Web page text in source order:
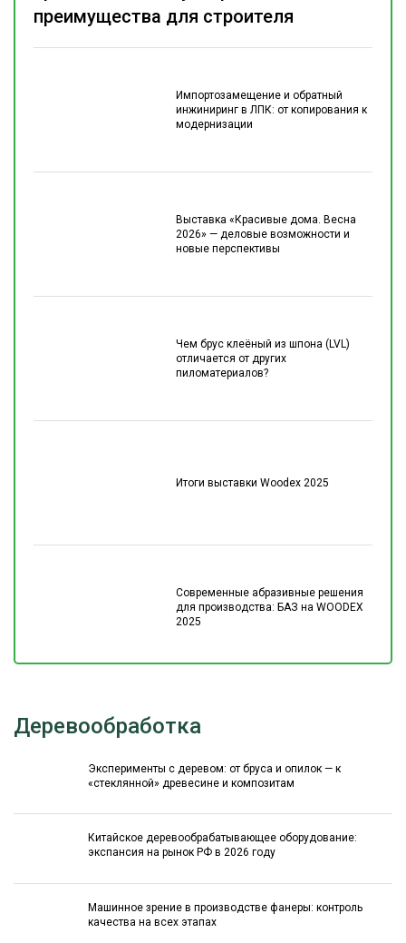
Импортозамещение и обратный
инжиниринг в ЛПК: от копирования к
модернизации
Выставка «Красивые дома. Весна
2026» — деловые возможности и
новые перспективы
Чем брус клеёный из шпона (LVL)
отличается от других
пиломатериалов?
Итоги выставки Woodex 2025
Современные абразивные решения
для производства: БАЗ на WOODEX
2025
преимущества для строителя
Деревообработка
Эксперименты с деревом: от бруса и опилок — к
«стеклянной» древесине и композитам
Китайское деревообрабатывающее оборудование:
экспансия на рынок РФ в 2026 году
Машинное зрение в производстве фанеры: контроль
качества на всех этапах